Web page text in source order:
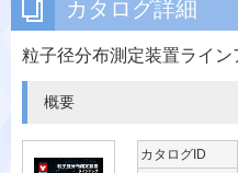
カタログ詳細
粒子径分布測定装置ライン
概要
カタログID